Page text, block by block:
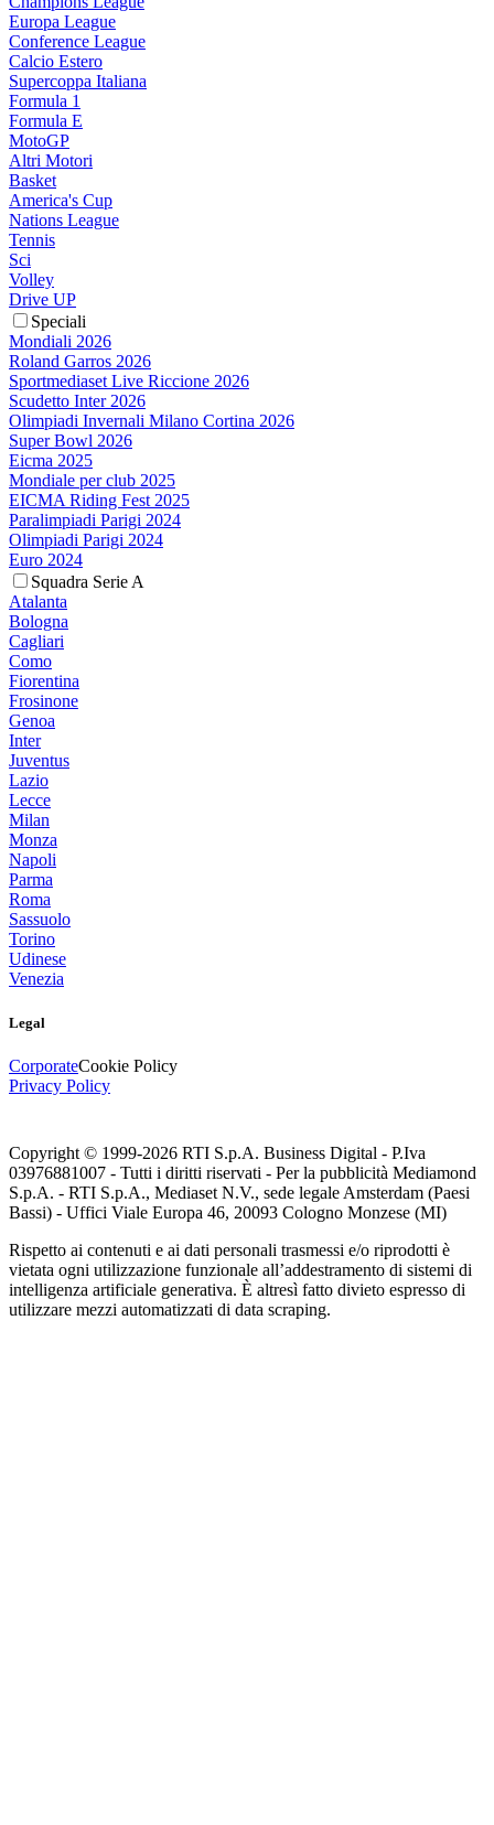
Europa League
Conference League
Calcio Estero
Supercoppa Italiana
Formula 1
Formula E
MotoGP
Altri Motori
Basket
America's Cup
Nations League
Tennis
Sci
Volley
Drive UP
Speciali
Mondiali 2026
Roland Garros 2026
Sportmediaset Live Riccione 2026
Scudetto Inter 2026
Olimpiadi Invernali Milano Cortina 2026
Super Bowl 2026
Eicma 2025
Mondiale per club 2025
EICMA Riding Fest 2025
Paralimpiadi Parigi 2024
Olimpiadi Parigi 2024
Euro 2024
Squadra Serie A
Atalanta
Bologna
Cagliari
Como
Fiorentina
Frosinone
Genoa
Inter
Juventus
Lazio
Lecce
Milan
Monza
Napoli
Parma
Roma
Sassuolo
Torino
Udinese
Venezia
Legal
CorporateCookie Policy
Privacy Policy
Copyright © 1999-2026 RTI S.p.A. Business Digital - P.Iva
03976881007 - Tutti i diritti riservati - Per la pubblicità Mediamond
S.p.A. - RTI S.p.A., Mediaset N.V., sede legale Amsterdam (Paesi
Bassi) - Uffici Viale Europa 46, 20093 Cologno Monzese (MI)
Rispetto ai contenuti e ai dati personali trasmessi e/o riprodotti è
vietata ogni utilizzazione funzionale all’addestramento di sistemi di
intelligenza artificiale generativa. È altresì fatto divieto espresso di
utilizzare mezzi automatizzati di data scraping.